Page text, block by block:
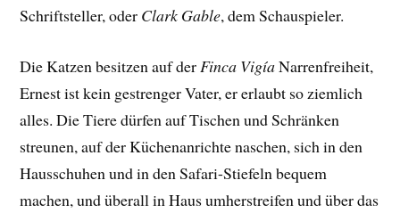
Schriftsteller, oder Clark Gable, dem Schauspieler.
Die Katzen besitzen auf der Finca VigíaNarrenfreiheit,
Ernest ist kein gestrenger Vater, er erlaubt so ziemlich
alles. Die Tiere dürfen auf Tischen und Schränken
streunen, auf der Küchenanrichte naschen, sich in den
Hausschuhen und in den Safari-Stiefeln bequem
machen, und überall in Haus umherstreifen und über das